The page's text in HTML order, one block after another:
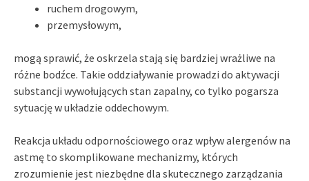
ruchem drogowym,
przemysłowym,
mogą sprawić, że oskrzela stają się bardziej wrażliwe na
różne bodźce. Takie oddziaływanie prowadzi do aktywacji
substancji wywołujących stan zapalny, co tylko pogarsza
sytuację w układzie oddechowym.
Reakcja układu odpornościowego oraz wpływ alergenów na
astmę to skomplikowane mechanizmy, których
zrozumienie jest niezbędne dla skutecznego zarządzania